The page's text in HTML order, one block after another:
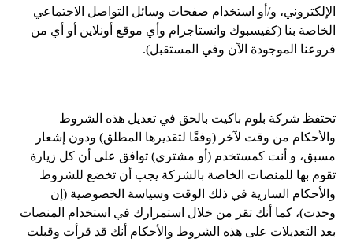
الإلكتروني، و/أو استخدام صفحات وسائل التواصل الاجتماعي
الخاصة بنا (كفيسبوك وانستاجرام وأي موقع أونلاين أو أي من
فروعنا الموجودة الآن وفي المستقبل).
تحتفظ شركة بلوم باكيت بالحق في تعديل هذه الشروط
والأحكام من وقت لآخر (وفقًا لتقديرها المطلق) ودون إشعار
مسبق، و أنت كمستخدم (أو مشتري) توافق على أن كل زيارة
تقوم بها للمنصات الخاصة بالشركة يجب أن تخضع للشروط
والأحكام السارية في ذلك الوقت وسياسة الخصوصية (إن
وجدت)، كما أنك تقر من خلال استمرارك في استخدام المنصات
بعد التعديلات على هذه الشروط والأحكام أنك قد قرأت وقبلت